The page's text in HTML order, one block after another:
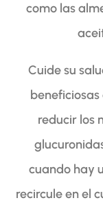
como las
Cuide su
reducir los
cuando hay
recircule en el